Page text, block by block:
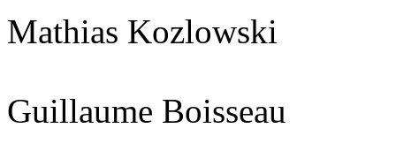
Mathias Kozlowski
Guillaume Boisseau